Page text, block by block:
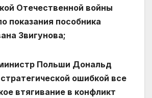
Отечественной войны
показания пособника
Звигунова;
Польши Дональд
ошибкой все
втягивание в конфликт